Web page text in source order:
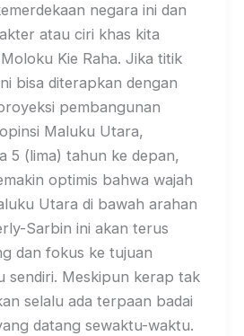
negara ini dan
atau ciri khas kita
Kie Raha. Jika titik
bisa diterapkan dengan
pembangunan
Maluku Utara,
5 (lima) tahun ke depan,
optimis bahwa wajah
Utara di bawah arahan
Sarbin ini akan terus
dan fokus ke tujuan
sendiri. Meskipun kerap tak
selalu ada terpaan badai
datang sewaktu-waktu.